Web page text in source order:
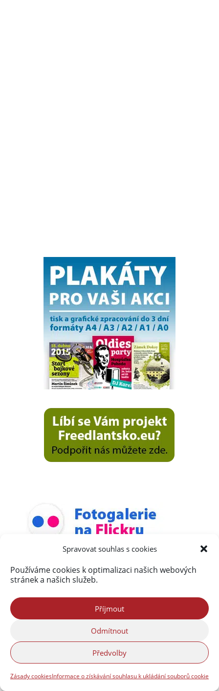
Spravovat souhlas s cookies
Používáme cookies k optimalizaci našich webových
stránek a našich služeb.
Příjmout
Odmítnout
Předvolby
Zásady cookiesInformace o získávání souhlasu k ukládání souborů cookie